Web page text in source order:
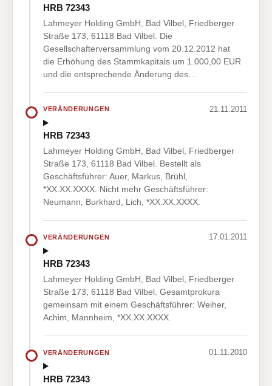
HRB 72343
Lahmeyer Holding GmbH, Bad Vilbel, Friedberger
Straße 173, 61118 Bad Vilbel. Die
Gesellschafterversammlung vom 20.12.2012 hat
die Erhöhung des Stammkapitals um 1.000,00 EUR
und die entsprechende Änderung des…
VERÄNDERUNGEN 21.11.2011
HRB 72343
Lahmeyer Holding GmbH, Bad Vilbel, Friedberger
Straße 173, 61118 Bad Vilbel. Bestellt als
Geschäftsführer: Auer, Markus, Brühl,
*XX.XX.XXXX. Nicht mehr Geschäftsführer:
Neumann, Burkhard, Lich, *XX.XX.XXXX.
VERÄNDERUNGEN 17.01.2011
HRB 72343
Lahmeyer Holding GmbH, Bad Vilbel, Friedberger
Straße 173, 61118 Bad Vilbel. Gesamtprokura
gemeinsam mit einem Geschäftsführer: Weiher,
Achim, Mannheim, *XX.XX.XXXX.
VERÄNDERUNGEN 01.11.2010
HRB 72343